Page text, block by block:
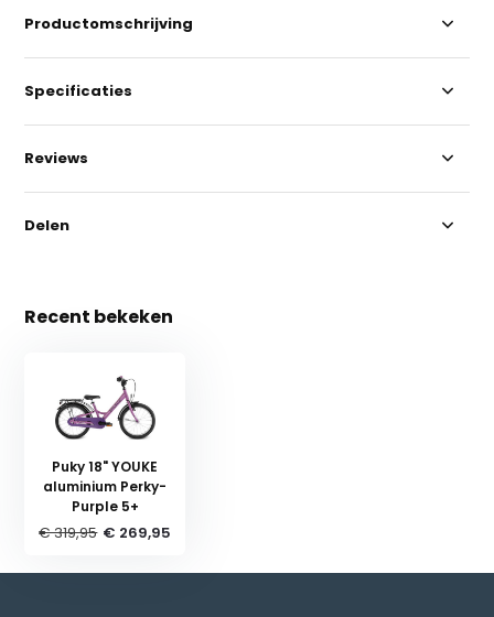
Productomschrijving
Specificaties
Reviews
Delen
Recent bekeken
Puky 18" YOUKE
aluminium Perky-
Purple 5+
€ 319,95 € 269,95